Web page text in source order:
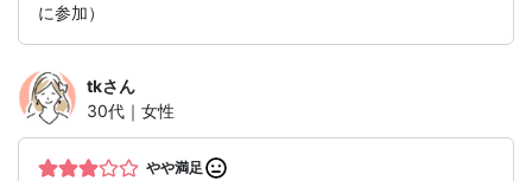
に参加）
tkさん
30代｜女性
やや満足